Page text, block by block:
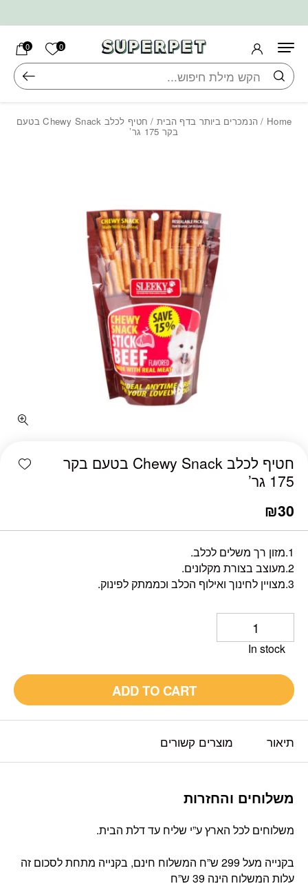
0 הרשימה
0
חיפוש
Home
/ הנמכרים ביותר בדף הבית / חטיף לכלב Chewy Snack בטעם
בקר 175 גר’
חטיף לכלב Chewy Snack בטעם בקר
175 גר’
₪30
1.מזון רך משלים לכלב.
2.מעוצב בצורת מקלונים.
3.מצויין לחינוך ואילוף הכלב וכממתק לפינוק.
In stock
ADD TO CART
תיאור מוצרים קשורים
משלוחים והחזרות
משלוחים לכל הארץ ע”י שליח עד דלת הבית.
בקנייה מעל 299 ש”ח המשלוח חינם, בקנייה מתחת לסכום זה
עלות המשלוח הינה 39 ש”ח